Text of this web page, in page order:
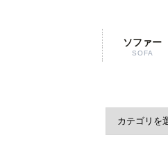
ソファー
SOFA